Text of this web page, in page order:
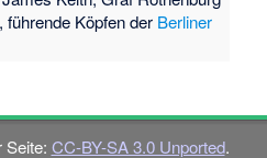
führende Köpfen der Berliner
Seite: CC-BY-SA 3.0 Unported.